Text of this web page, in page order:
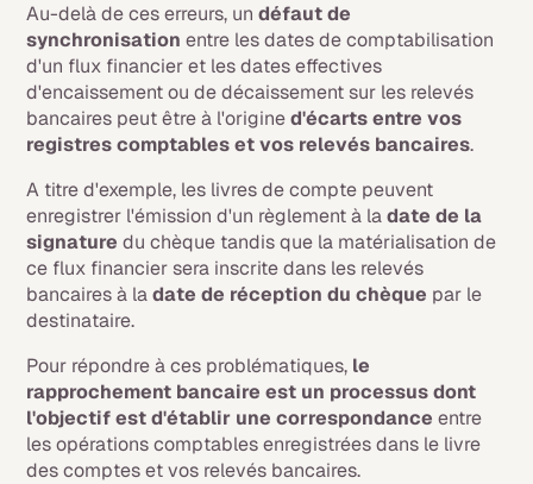
Au-delà de ces erreurs, undéfaut de
synchronisation entre les dates de comptabilisation
d'un flux financier et les dates effectives
d'encaissement ou de décaissement sur les relevés
bancaires peut être à l'origined'écarts entre vos
registres comptables et vos relevés bancaires.
A titre d'exemple, les livres de compte peuvent
enregistrer l'émission d'un règlement à ladate de la
signature du chèque tandis que la matérialisation de
ce flux financier sera inscrite dans les relevés
bancaires à ladate de réception du chèque par le
destinataire.
Pour répondre à ces problématiques, le
rapprochement bancaire est un processus dont
l'objectif est d'établir une correspondanceentre
les opérations comptables enregistrées dans le livre
des comptes et vos relevés bancaires.